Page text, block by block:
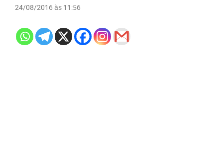
24/08/2016 às 11:56